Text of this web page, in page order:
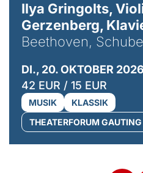
Ilya Gringolts,
Gerzenberg,
Beethoven,
DI., 20. OKTOBER 2026
42 EUR / 15 EUR
MUSIK
KLASSIK
THEATERFORUM